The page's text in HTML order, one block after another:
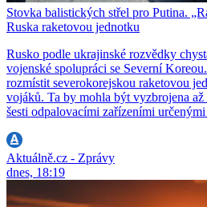
Stovka balistických střel pro Putina.
Ruska raketovou jednotku
Rusko podle ukrajinské rozvědky
vojenské spolupráci se Severní
rozmístit severokorejskou raketovou
vojáků. Ta by mohla být vyzbrojena
šesti odpalovacími zařízeními
Aktuálně.cz - Zprávy
dnes, 18:19